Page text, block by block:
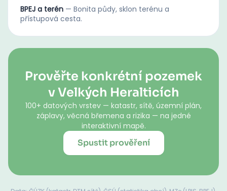
BPEJ a terén — Bonita půdy, sklon terénu a
přístupová cesta.
Prověřte konkrétní pozemek
v Velkých Heralticích
100+ datových vrstev — katastr, sítě, územní plán,
záplavy, věcná břemena a rizika — na jedné
interaktivní mapě.
Spustit prověření